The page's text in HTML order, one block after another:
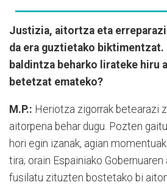
Justizia, aitortza eta
da era guztietako biktimentzat.
baldintza beharko lirateke hiru
betetzat emateko?
M.P.: Heriotza zigorrak betearazi
aitorpena behar dugu. Pozten
hori egin izanak, agian
tira; orain Espainiako
fusilatu zituzten bostetako bi